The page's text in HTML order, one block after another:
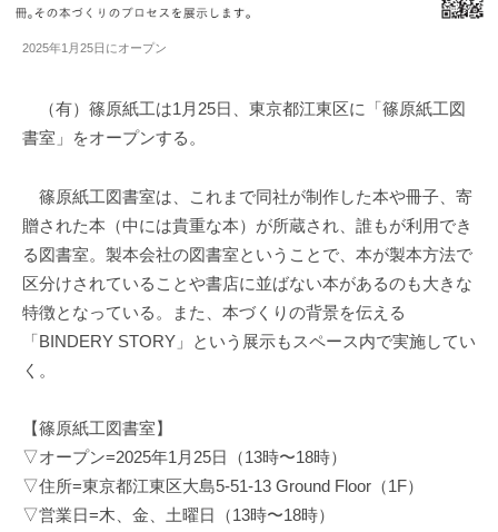
2025年1月25日にオープン
（有）篠原紙工は1月25日、東京都江東区に「篠原紙工図
書室」をオープンする。
篠原紙工図書室は、これまで同社が制作した本や冊子、寄
贈された本（中には貴重な本）が所蔵され、誰もが利用でき
る図書室。製本会社の図書室ということで、本が製本方法で
区分けされていることや書店に並ばない本があるのも大きな
特徴となっている。また、本づくりの背景を伝える
「BINDERY STORY」という展示もスペース内で実施してい
く。
【篠原紙工図書室】
▽オープン=2025年1月25日（13時〜18時）
▽住所=東京都江東区大島5-51-13 Ground Floor（1F）
▽営業日=木、金、土曜日（13時〜18時）